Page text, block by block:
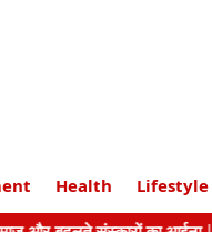
Health Lifestyle